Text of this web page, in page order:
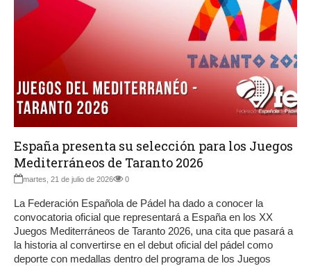
España presenta su selección para los Juegos
Mediterráneos de Taranto 2026
martes, 21 de julio de 2026 0
La Federación Española de Pádel ha dado a conocer la
convocatoria oficial que representará a España en los XX
Juegos Mediterráneos de Taranto 2026, una cita que pasará a
la historia al convertirse en el debut oficial del pádel como
deporte con medallas dentro del programa de los Juegos